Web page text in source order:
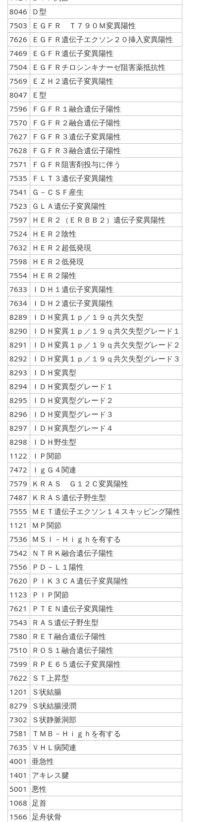
8046
Ｄ型
7503
ＥＧＦＲ Ｔ７９０Ｍ変異陽性
7626
ＥＧＦＲ遺伝子エクソン２０挿入変異陽性
7469
ＥＧＦＲ遺伝子変異陽性
7504
ＥＧＦＲチロシンキナーゼ阻害薬抵抗性
7569
ＥＺＨ２遺伝子変異陽性
8047
Ｅ型
7596
ＦＧＦＲ１融合遺伝子陽性
7570
ＦＧＦＲ２融合遺伝子陽性
7627
ＦＧＦＲ３遺伝子変異陽性
7628
ＦＧＦＲ３融合遺伝子陽性
7571
ＦＧＦＲ阻害剤投与に伴う
7535
ＦＬＴ３遺伝子変異陽性
7541
Ｇ－ＣＳＦ産生
7523
ＧＬＡ遺伝子変異陽性
7597
ＨＥＲ２（ＥＲＢＢ２）遺伝子変異陽性
7524 ＨＥＲ２陰性
7632
ＨＥＲ２超低発現
7598
ＨＥＲ２低発現
7554 ＨＥＲ２陽性
7633
ＩＤＨ１遺伝子変異陽性
7634
ＩＤＨ２遺伝子変異陽性
8289
ＩＤＨ変異１ｐ／１９ｑ共欠失型
8290
ＩＤＨ変異１ｐ／１９ｑ共欠失型グレード１
8291
ＩＤＨ変異１ｐ／１９ｑ共欠失型グレード２
8292
ＩＤＨ変異１ｐ／１９ｑ共欠失型グレード３
8293
ＩＤＨ変異型
8294
ＩＤＨ変異型グレード１
8295
ＩＤＨ変異型グレード２
8296
ＩＤＨ変異型グレード３
8297
ＩＤＨ変異型グレード４
8298
ＩＤＨ野生型
1122
ＩＰ関節
7472
ＩｇＧ４関連
7579
ＫＲＡＳ Ｇ１２Ｃ変異陽性
7487
ＫＲＡＳ遺伝子野生型
7555 ＭＥＴ遺伝子エクソン１４スキッピング陽性
1121
ＭＰ関節
7536 ＭＳＩ－Ｈｉｇｈを有する
7542
ＮＴＲＫ融合遺伝子陽性
7556
ＰＤ－Ｌ１陽性
7620
ＰＩＫ３ＣＡ遺伝子変異陽性
1123
ＰＩＰ関節
7621
ＰＴＥＮ遺伝子変異陽性
7543
ＲＡＳ遺伝子野生型
7580
ＲＥＴ融合遺伝子陽性
7510
ＲＯＳ１融合遺伝子陽性
7599
ＲＰＥ６５遺伝子変異陽性
7622
ＳＴ上昇型
1201
Ｓ状結腸
8279
Ｓ状結腸浸潤
7302
Ｓ状静脈洞部
7581
ＴＭＢ－Ｈｉｇｈを有する
7635
ＶＨＬ病関連
4001
亜急性
1401
アキレス腱
5001 悪性
1068 足首
1566 足舟状骨